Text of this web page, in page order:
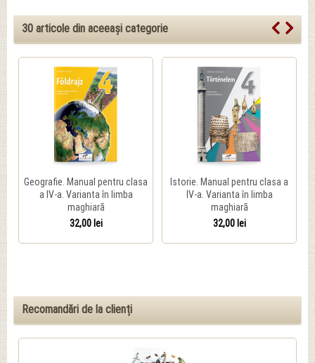
30 articole din aceeași categorie
Geografie. Manual pentru clasa
a IV-a. Varianta în limba
maghiară
32,00 lei
Istorie. Manual pentru clasa a
IV-a. Varianta în limba
maghiară
32,00 lei
Recomandări de la clienți